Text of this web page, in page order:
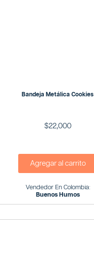
Bandeja Metálica Cookies
$22,000
Agregar al carrito
Vendedor En Colombia:
Buenos Humos